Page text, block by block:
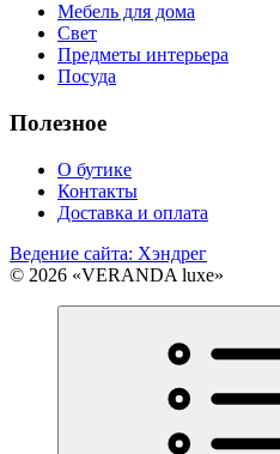
Мебель для дома
Свет
Предметы интерьера
Посуда
Полезное
О бутике
Контакты
Доставка и оплата
Ведение сайта: Хэндрег
© 2026 «VERANDA luxe»